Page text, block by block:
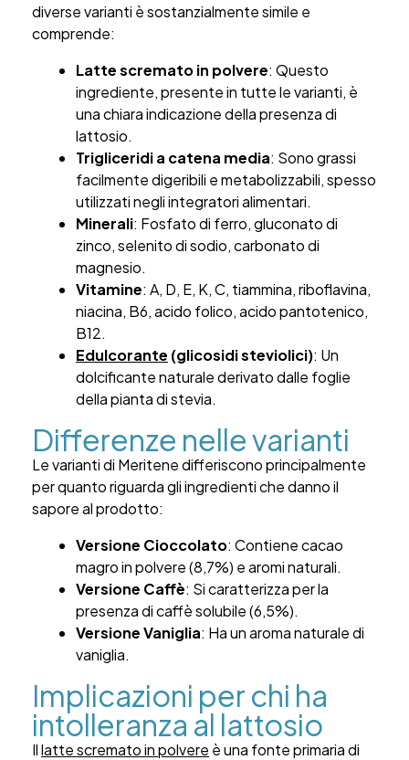
diverse varianti è sostanzialmente simile e
comprende:
Latte scremato in polvere: Questo
ingrediente, presente in tutte le varianti, è
una chiara indicazione della presenza di
lattosio.
Trigliceridi a catena media: Sono grassi
facilmente digeribili e metabolizzabili, spesso
utilizzati negli integratori alimentari.
Minerali: Fosfato di ferro, gluconato di
zinco, selenito di sodio, carbonato di
magnesio.
Vitamine: A, D, E, K, C, tiammina, riboflavina,
niacina, B6, acido folico, acido pantotenico,
B12.
Edulcorante (glicosidi steviolici): Un
dolcificante naturale derivato dalle foglie
della pianta di stevia.
Differenze nelle varianti
Le varianti di Meritene differiscono principalmente
per quanto riguarda gli ingredienti che danno il
sapore al prodotto:
Versione Cioccolato: Contiene cacao
magro in polvere (8,7%) e aromi naturali.
Versione Caffè: Si caratterizza per la
presenza di caffè solubile (6,5%).
Versione Vaniglia: Ha un aroma naturale di
vaniglia.
Implicazioni per chi ha
intolleranza al lattosio
Illatte scremato in polvere è una fonte primaria di